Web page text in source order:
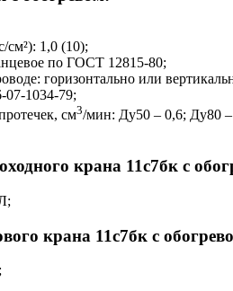
1,0 (10);
по ГОСТ 12815-80;
горизонтально или
1034-79;
см3/мин: Ду50 – 0,6; Ду80 –
крана 11с7бк с
крана 11с7бк с